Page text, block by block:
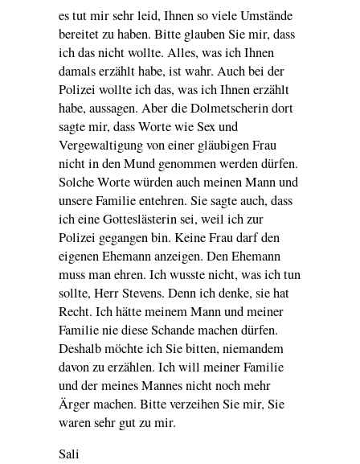
es tut mir sehr leid, Ihnen so viele Umstände
bereitet zu haben. Bitte glauben Sie mir, dass
ich das nicht wollte. Alles, was ich Ihnen
damals erzählt habe, ist wahr. Auch bei der
Polizei wollte ich das, was ich Ihnen erzählt
habe, aussagen. Aber die Dolmetscherin dort
sagte mir, dass Worte wie Sex und
Vergewaltigung von einer gläubigen Frau
nicht in den Mund genommen werden dürfen.
Solche Worte würden auch meinen Mann und
unsere Familie entehren. Sie sagte auch, dass
ich eine Gotteslästerin sei, weil ich zur
Polizei gegangen bin. Keine Frau darf den
eigenen Ehemann anzeigen. Den Ehemann
muss man ehren. Ich wusste nicht, was ich tun
sollte, Herr Stevens. Denn ich denke, sie hat
Recht. Ich hätte meinem Mann und meiner
Familie nie diese Schande machen dürfen.
Deshalb möchte ich Sie bitten, niemandem
davon zu erzählen. Ich will meiner Familie
und der meines Mannes nicht noch mehr
Ärger machen. Bitte verzeihen Sie mir, Sie
waren sehr gut zu mir.
Sali